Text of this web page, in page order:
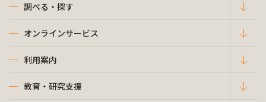
調べる・探す
オンラインサービス
利用案内
教育・研究支援